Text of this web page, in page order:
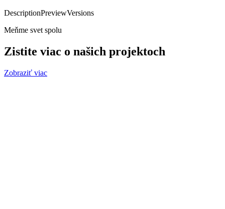
DescriptionPreviewVersions
Meňme svet spolu
Zistite viac o našich projektoch
Zobraziť viac